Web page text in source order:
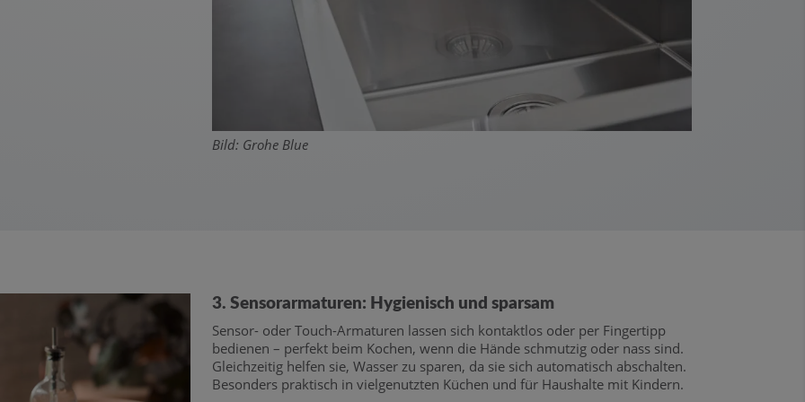
Bild: Grohe Blue
3. Sensorarmaturen: Hygienisch und sparsam
Sensor- oder Touch-Armaturen lassen sich kontaktlos oder per Fingertipp
bedienen – perfekt beim Kochen, wenn die Hände schmutzig oder nass sind.
Gleichzeitig helfen sie, Wasser zu sparen, da sie sich automatisch abschalten.
Besonders praktisch in vielgenutzten Küchen und für Haushalte mit Kindern.